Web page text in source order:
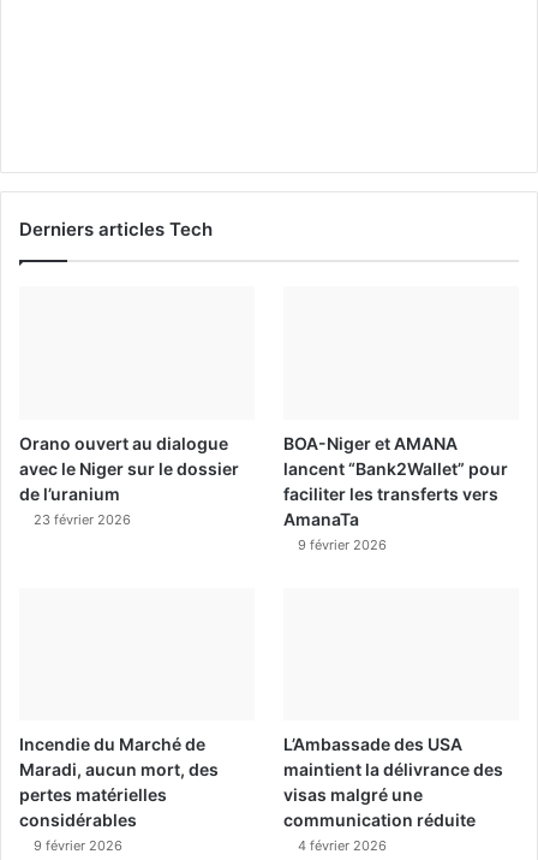
Derniers articles Tech
Orano ouvert au dialogue
avec le Niger sur le dossier
de l’uranium
23 février 2026
BOA-Niger et AMANA
lancent “Bank2Wallet” pour
faciliter les transferts vers
AmanaTa
9 février 2026
Incendie du Marché de
Maradi, aucun mort, des
pertes matérielles
considérables
9 février 2026
L’Ambassade des USA
maintient la délivrance des
visas malgré une
communication réduite
4 février 2026